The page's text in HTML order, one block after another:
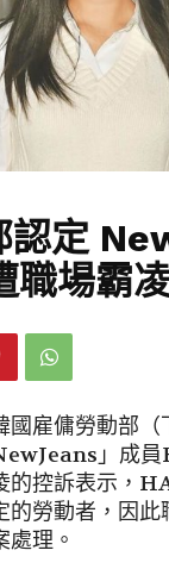
認定
職場霸
國雇傭勞動部（
」成
的控訴表示，
的勞動者，因
處理。